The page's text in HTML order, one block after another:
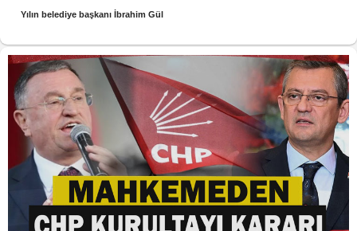
Yılın belediye başkanı İbrahim Gül